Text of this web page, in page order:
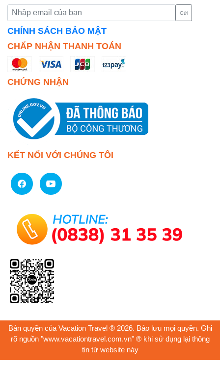
Gửi
CHÍNH SÁCH BẢO MẬT
CHẤP NHẬN THANH TOÁN
CHỨNG NHẬN
KẾT NỐI VỚI CHÚNG TÔI
Bản quyền của Vacation Travel ® 2026. Bảo lưu mọi quyền. Ghi
rõ nguồn "www.vacationtravel.com.vn" ® khi sử dụng lại thông
tin từ website này